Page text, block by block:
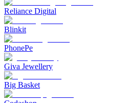
Reliance Digital
Blinkit
PhonePe
Giva Jewellery
Big Basket